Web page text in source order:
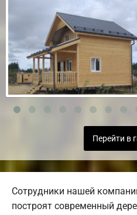
Перейти в
Сотрудники нашей
построят современный